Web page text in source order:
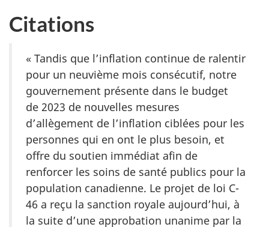
Citations
« Tandis que l’inflation continue de ralentir
pour un neuvième mois consécutif, notre
gouvernement présente dans le budget
de 2023 de nouvelles mesures
d’allègement de l’inflation ciblées pour les
personnes qui en ont le plus besoin, et
offre du soutien immédiat afin de
renforcer les soins de santé publics pour la
population canadienne. Le projet de loi C-
46 a reçu la sanction royale aujourd’hui, à
la suite d’une approbation unanime par la